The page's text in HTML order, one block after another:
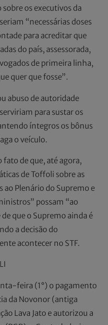
os executivos da
“necessárias doses
para acreditar que
do país, assessorada,
de primeira linha,
quer que fosse”.
abuso de autoridade
para sustar os
íntegros os bônus
o veículo.
de que, até agora,
de Toffoli sobre as
Plenário do Supremo e
possam “ao
que o Supremo ainda é
a decisão do
acontecer no STF.
feira (1°) o pagamento
da Novonor (antiga
Lava Jato e autorizou a